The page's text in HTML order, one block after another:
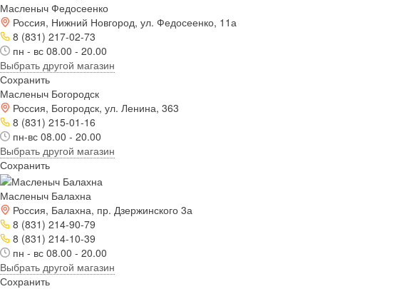
Масленыч Федосеенко
Россия, Нижний Новгород, ул. Федосеенко, 11а
8 (831) 217-02-73
пн - вс 08.00 - 20.00
Выбрать другой магазин
Сохранить
Масленыч Богородск
Россия, Богородск, ул. Ленина, 363
8 (831) 215-01-16
пн-вс 08.00 - 20.00
Выбрать другой магазин
Сохранить
Масленыч Балахна
Россия, Балахна, пр. Дзержинского 3а
8 (831) 214-90-79
8 (831) 214-10-39
пн - вс 08.00 - 20.00
Выбрать другой магазин
Сохранить